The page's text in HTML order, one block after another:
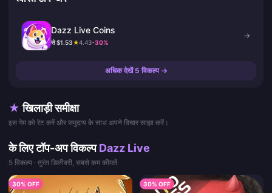
Dazz Live Coins
से $1.53★4.43-30%
→
अधिक देखें 5 विकल्प →
★ खिलाड़ी समीक्षा
इस गेम को रेट करें और समुदाय के साथ अपने विचार साझा करें।
के लिए टॉप-अप विकल्पDazz Live
5 विकल्प · तुरंत डिलीवरी, सबसे कम कीमतें
30% OFF 30% OFF